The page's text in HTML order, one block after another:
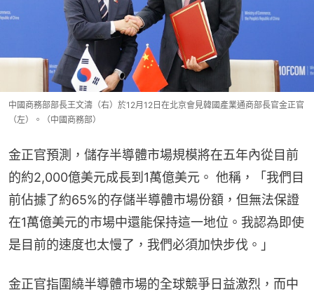
中國商務部部長王文濤（右）於12月12日在北京會見韓國產業通商部長官金正官
（左）。（中國商務部）
金正官預測，儲存半導體市場規模將在五年內從目前
的約2,000億美元成長到1萬億美元。 他稱，「我們目
前佔據了約65%的存儲半導體市場份額，但無法保證
在1萬億美元的市場中還能保持這一地位。我認為即使
是目前的速度也太慢了，我們必須加快步伐。」
金正官指圍繞半導體市場的全球競爭日益激烈，而中